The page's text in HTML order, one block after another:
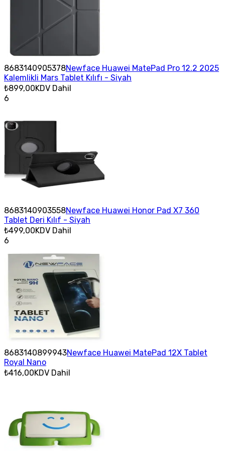
8683140905378Newface Huawei MatePad Pro 12.2 2025
Kalemlikli Mars Tablet Kılıfı - Siyah
₺899,00KDV Dahil
6
8683140903558Newface Huawei Honor Pad X7 360
Tablet Deri Kılıf - Siyah
₺499,00KDV Dahil
6
8683140899943Newface Huawei MatePad 12X Tablet
Royal Nano
₺416,00KDV Dahil